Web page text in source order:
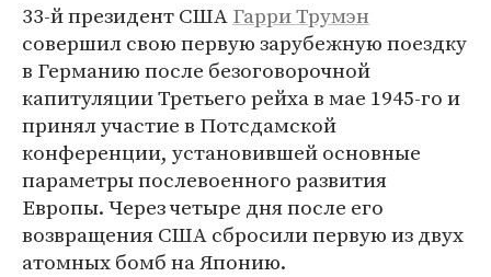
33-й президент СШАГарри Трумэн
совершил свою первую зарубежную поездку
в Германию после безоговорочной
капитуляции Третьего рейха в мае 1945-го и
принял участие в Потсдамской
конференции, установившей основные
параметры послевоенного развития
Европы. Через четыре дня после его
возвращения США сбросили первую из двух
атомных бомб на Японию.